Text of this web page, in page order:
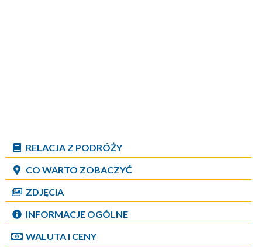
RELACJA Z PODRÓŻY
CO WARTO ZOBACZYĆ
ZDJĘCIA
INFORMACJE OGÓLNE
WALUTA I CENY